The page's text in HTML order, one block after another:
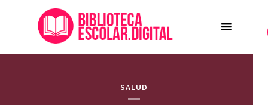
SALUD